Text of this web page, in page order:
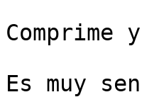
Comprime
Es muy